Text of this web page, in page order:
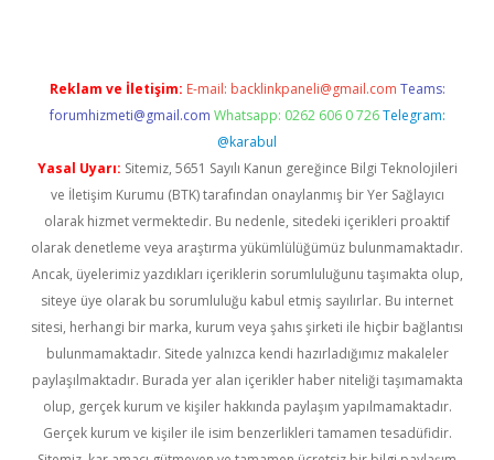
Reklam ve İletişim: E-mail: backlinkpaneli@gmail.com Teams:
forumhizmeti@gmail.com Whatsapp: 0262 606 0 726 Telegram:
@karabul
Yasal Uyarı: Sitemiz, 5651 Sayılı Kanun gereğince Bilgi Teknolojileri
ve İletişim Kurumu (BTK) tarafından onaylanmış bir Yer Sağlayıcı
olarak hizmet vermektedir. Bu nedenle, sitedeki içerikleri proaktif
olarak denetleme veya araştırma yükümlülüğümüz bulunmamaktadır.
Ancak, üyelerimiz yazdıkları içeriklerin sorumluluğunu taşımakta olup,
siteye üye olarak bu sorumluluğu kabul etmiş sayılırlar. Bu internet
sitesi, herhangi bir marka, kurum veya şahıs şirketi ile hiçbir bağlantısı
bulunmamaktadır. Sitede yalnızca kendi hazırladığımız makaleler
paylaşılmaktadır. Burada yer alan içerikler haber niteliği taşımamakta
olup, gerçek kurum ve kişiler hakkında paylaşım yapılmamaktadır.
Gerçek kurum ve kişiler ile isim benzerlikleri tamamen tesadüfidir.